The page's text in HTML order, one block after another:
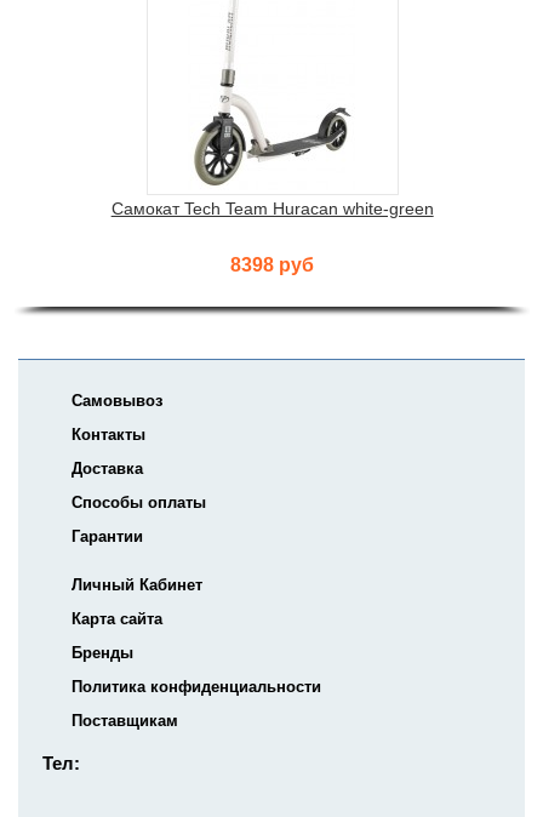
Самокат Tech Team Huracan white-green
8398 руб
Самовывоз
Контакты
Доставка
Способы оплаты
Гарантии
Личный Кабинет
Карта сайта
Бренды
Политика конфиденциальности
Поставщикам
Тел: